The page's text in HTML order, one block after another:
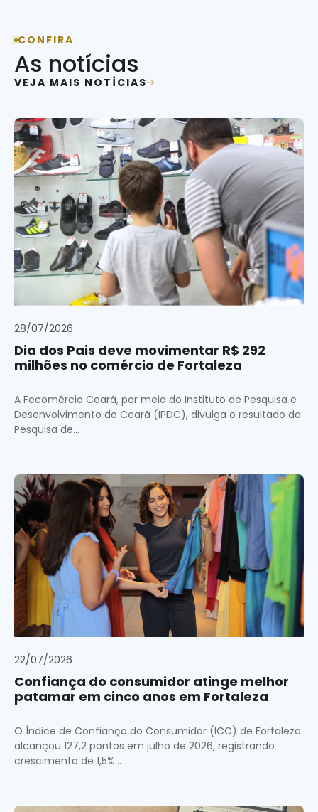
CONFIRA
As notícias
VEJA MAIS NOTÍCIAS
28/07/2026
Dia dos Pais deve movimentar R$ 292
milhões no comércio de Fortaleza
A Fecomércio Ceará, por meio do Instituto de Pesquisa e
Desenvolvimento do Ceará (IPDC), divulga o resultado da
Pesquisa de...
22/07/2026
Confiança do consumidor atinge melhor
patamar em cinco anos em Fortaleza
O Índice de Confiança do Consumidor (ICC) de Fortaleza
alcançou 127,2 pontos em julho de 2026, registrando
crescimento de 1,5%...